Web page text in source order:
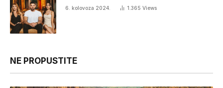
6. kolovoza 2024. 1.365 Views
NE PROPUSTITE